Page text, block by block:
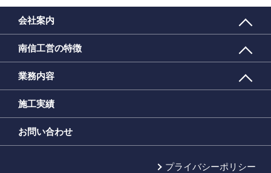
会社案内
南信工営の特徴
業務内容
施工実績
お問い合わせ
プライバシーポリシー